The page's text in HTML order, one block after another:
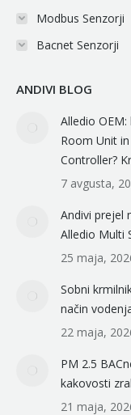
Modbus Senzorji
Bacnet Senzorji
ANDIVI BLOG
Alledio
Room Unit
Controller?
7 avgusta,
Andivi prejel
Alledio Multi
25 maja,
Sobni
način
22 maja,
PM 2.5
kakovosti
21 maja,